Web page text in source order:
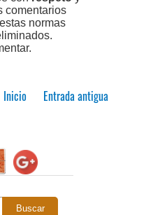
comentarios
normas
Entrada antigua
Inicio
Buscar